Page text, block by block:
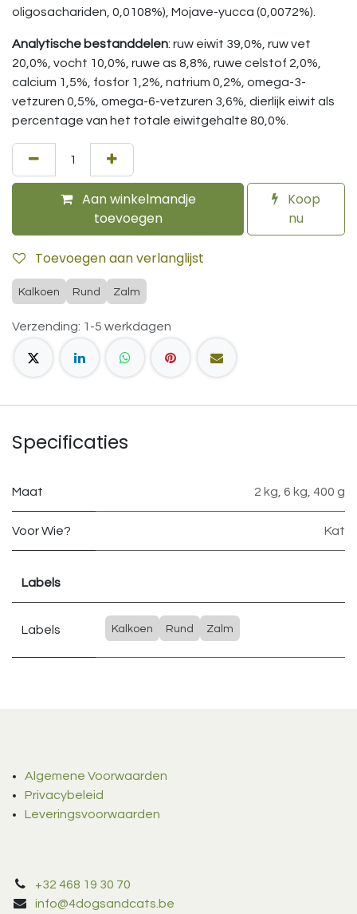
oligosachariden, 0,0108%), Mojave-yucca (0,0072%).
Analytische bestanddelen: ruw eiwit 39,0%, ruw vet
20,0%, vocht 10,0%, ruwe as 8,8%, ruwe celstof 2,0%,
calcium 1,5%, fosfor 1,2%, natrium 0,2%, omega-3-
vetzuren 0,5%, omega-6-vetzuren 3,6%, dierlijk eiwit als
percentage van het totale eiwitgehalte 80,0%.
Aan winkelmandje
toevoegen
Koop
nu
Toevoegen aan verlanglijst
Kalkoen Rund Zalm
Verzending: 1-5 werkdagen
Specificaties
Maat 2 kg, 6 kg, 400 g
Voor Wie? Kat
Labels
Labels Kalkoen Rund Zalm
Algemene Voorwaarden
Privacybeleid
Leveringsvoorwaarden
+32 468 19 30 70
info@4dogsandcats.be